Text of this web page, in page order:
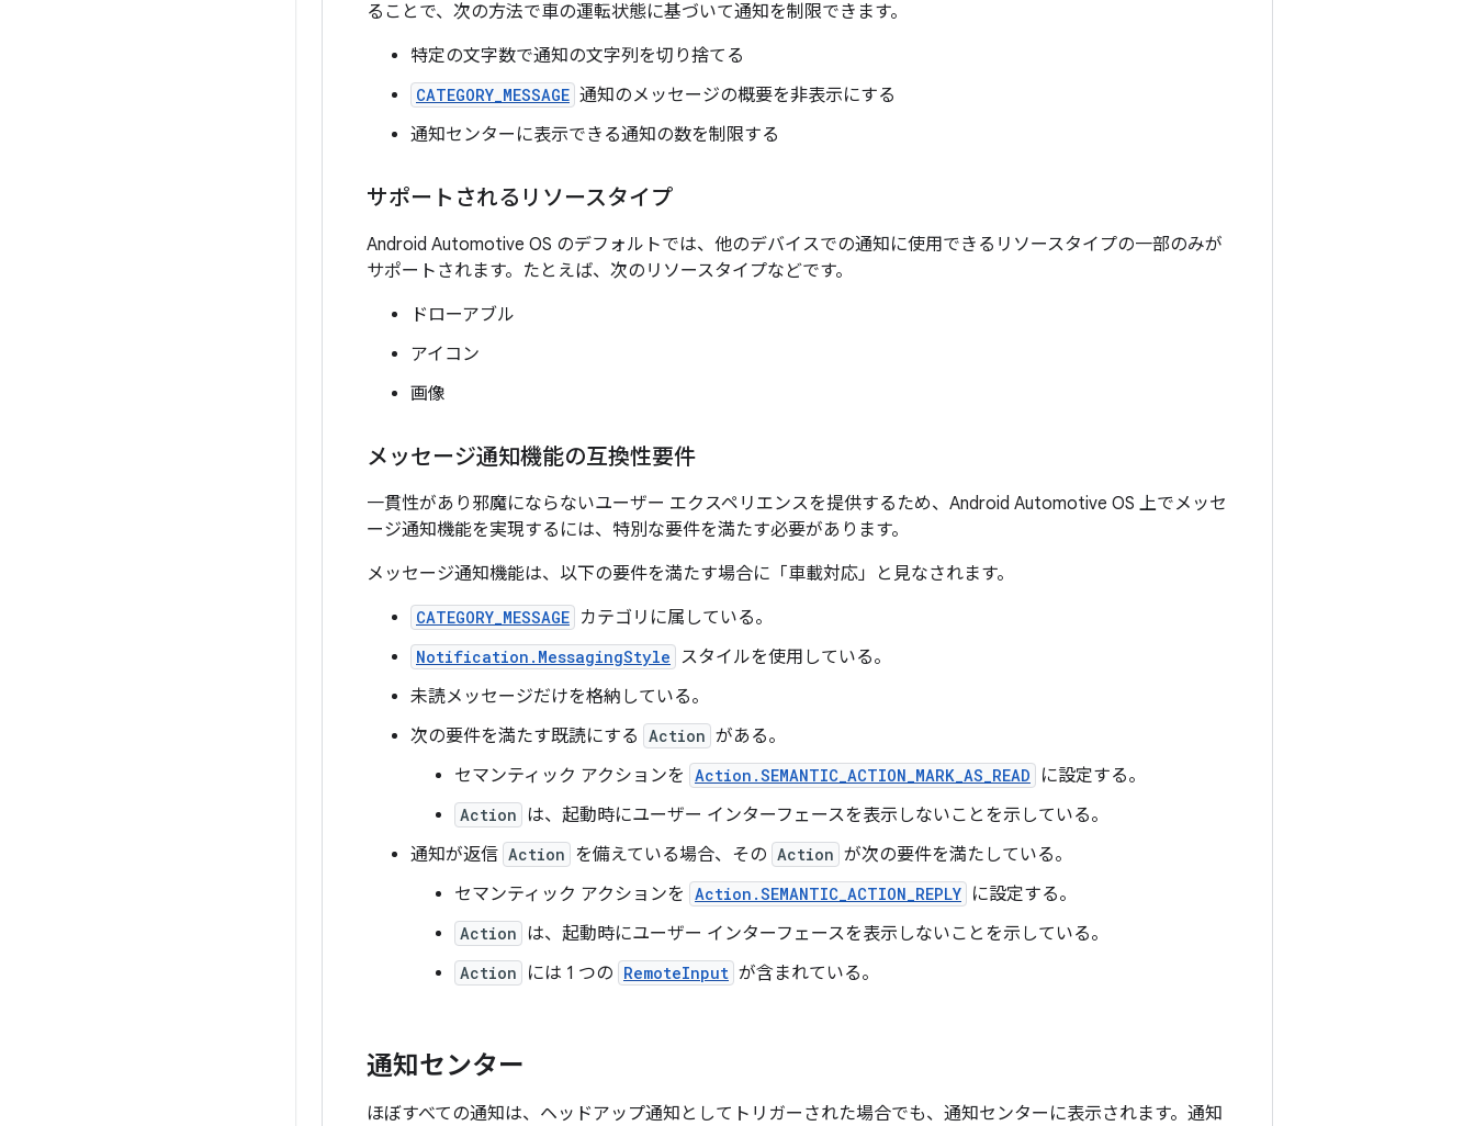
ることで、次の方法で車の運転状態に基づいて通知を制限できます。
特定の文字数で通知の文字列を切り捨てる
CATEGORY_MESSAGE 通知のメッセージの概要を非表示にする
通知センターに表示できる通知の数を制限する
サポートされるリソースタイプ
Android Automotive OS のデフォルトでは、他のデバイスでの通知に使用できるリソースタイプの一部のみが
サポートされます。たとえば、次のリソースタイプなどです。
ドローアブル
アイコン
画像
メッセージ通知機能の互換性要件
一貫性があり邪魔にならないユーザー エクスペリエンスを提供するため、Android Automotive OS 上でメッセ
ージ通知機能を実現するには、特別な要件を満たす必要があります。
メッセージ通知機能は、以下の要件を満たす場合に「車載対応」と見なされます。
CATEGORY_MESSAGE カテゴリに属している。
Notification.MessagingStyle スタイルを使用している。
未読メッセージだけを格納している。
次の要件を満たす既読にする Action がある。
セマンティック アクションを Action.SEMANTIC_ACTION_MARK_AS_READ に設定する。
Action は、起動時にユーザー インターフェースを表示しないことを示している。
通知が返信 Action を備えている場合、その Action が次の要件を満たしている。
セマンティック アクションを Action.SEMANTIC_ACTION_REPLY に設定する。
Action は、起動時にユーザー インターフェースを表示しないことを示している。
Action には 1 つの RemoteInput が含まれている。
通知センター
ほぼすべての通知は、ヘッドアップ通知としてトリガーされた場合でも、通知センターに表示されます。通知